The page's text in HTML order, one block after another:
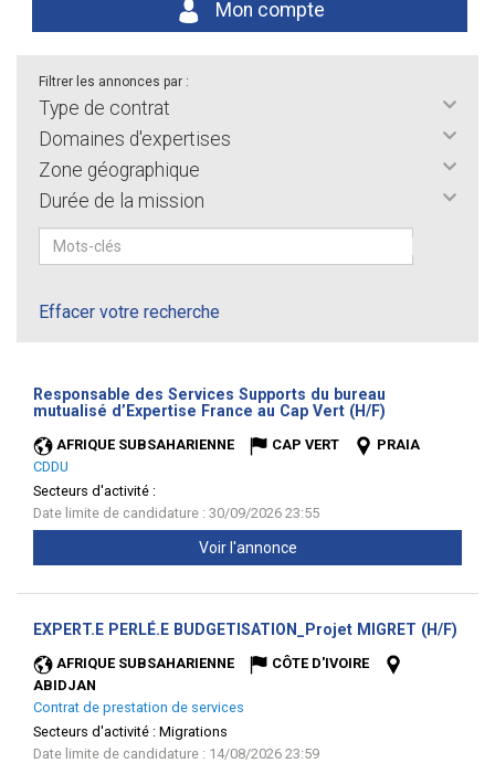
Mon compte
Filtrer les annonces par :
Type de contrat
Domaines d'expertises
Zone géographique
Durée de la mission
Effacer votre recherche
Responsable des Services Supports du bureau
mutualisé d’Expertise France au Cap Vert (H/F)
AFRIQUE SUBSAHARIENNE CAP VERT
PRAIA
CDDU
Secteurs d'activité :
Date limite de candidature : 30/09/2026 23:55
Voir l'annonce
EXPERT.E PERLÉ.E BUDGETISATION_Projet MIGRET (H/F)
AFRIQUE SUBSAHARIENNE
CÔTE D'IVOIRE
ABIDJAN
Contrat de prestation de services
Secteurs d'activité : Migrations
Date limite de candidature : 14/08/2026 23:59